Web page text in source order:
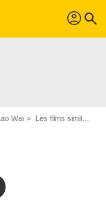
profil search
Wai Les films similaires à "Lao Wai"